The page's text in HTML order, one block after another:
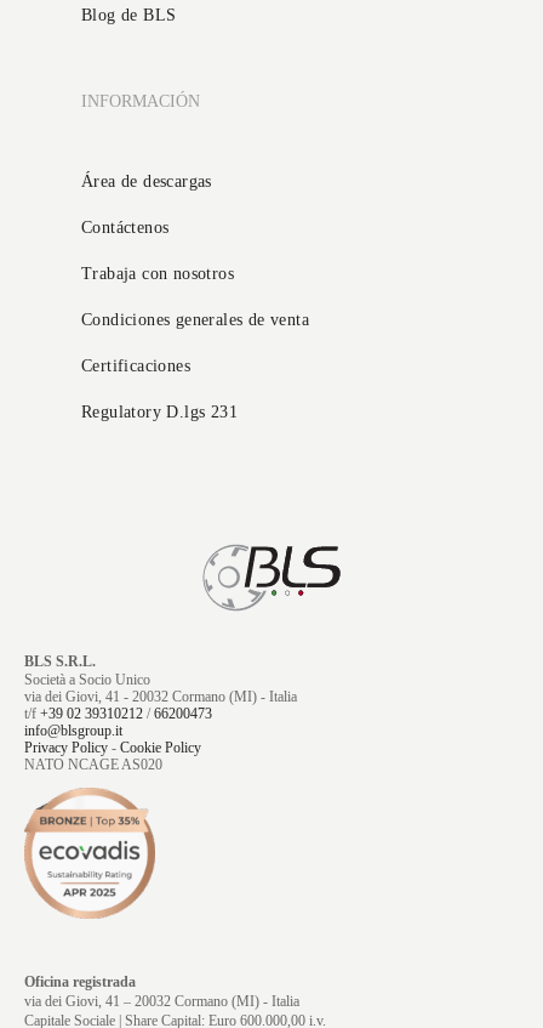
Blog de BLS
INFORMACIÓN
Área de descargas
Contáctenos
Trabaja con nosotros
Condiciones generales de venta
Certificaciones
Regulatory D.lgs 231
BLS S.R.L.
Società a Socio Unico
via dei Giovi, 41 - 20032 Cormano (MI) - Italia
t/f +39 02 39310212 /66200473
info@blsgroup.it
Privacy Policy - Cookie Policy
NATO NCAGE AS020
Oficina registrada
via dei Giovi, 41 – 20032 Cormano (MI) - Italia
Capitale Sociale | Share Capital: Euro 600.000,00 i.v.